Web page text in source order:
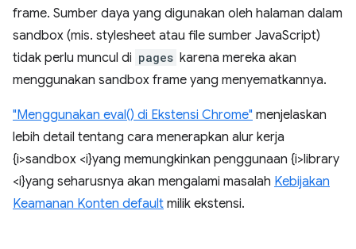
frame. Sumber daya yang digunakan oleh halaman dalam
sandbox (mis. stylesheet atau file sumber JavaScript)
tidak perlu muncul di pages karena mereka akan
menggunakan sandbox frame yang menyematkannya.
"Menggunakan eval() di Ekstensi Chrome" menjelaskan
lebih detail tentang cara menerapkan alur kerja
{i>sandbox <i}yang memungkinkan penggunaan {i>library
<i}yang seharusnya akan mengalami masalah Kebijakan
Keamanan Konten default milik ekstensi.